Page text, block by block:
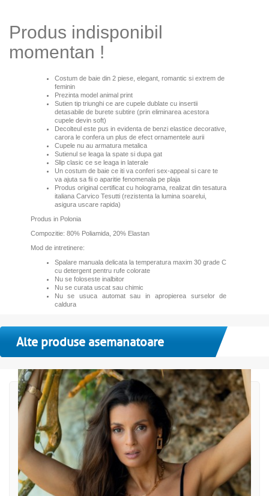
Produs indisponibil
momentan !
Costum de baie din 2 piese, elegant, romantic si extrem de
feminin
Prezinta model animal print
Sutien tip triunghi ce are cupele dublate cu insertii
detasabile de burete subtire (prin eliminarea acestora
cupele devin soft)
Decolteul este pus in evidenta de benzi elastice decorative,
carora le confera un plus de efect ornamentele aurii
Cupele nu au armatura metalica
Sutienul se leaga la spate si dupa gat
Slip clasic ce se leaga in laterale
Un costum de baie ce iti va conferi sex-appeal si care te
va ajuta sa fii o aparitie fenomenala pe plaja
Produs original certificat cu holograma, realizat din tesatura
italiana Carvico Tesutti (rezistenta la lumina soarelui,
asigura uscare rapida)
Produs in Polonia
Compozitie: 80% Poliamida, 20% Elastan
Mod de intretinere:
Spalare manuala delicata la temperatura maxim 30 grade C
cu detergent pentru rufe colorate
Nu se foloseste inalbitor
Nu se curata uscat sau chimic
Nu se usuca automat sau in apropierea surselor de
caldura
Alte produse asemanatoare